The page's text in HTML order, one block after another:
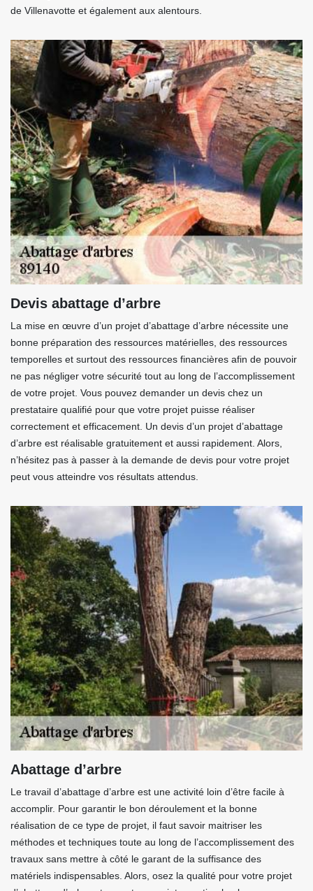
de Villenavotte et également aux alentours.
Devis abattage d’arbre
La mise en œuvre d’un projet d’abattage d’arbre nécessite une
bonne préparation des ressources matérielles, des ressources
temporelles et surtout des ressources financières afin de pouvoir
ne pas négliger votre sécurité tout au long de l’accomplissement
de votre projet. Vous pouvez demander un devis chez un
prestataire qualifié pour que votre projet puisse réaliser
correctement et efficacement. Un devis d’un projet d’abattage
d’arbre est réalisable gratuitement et aussi rapidement. Alors,
n’hésitez pas à passer à la demande de devis pour votre projet
peut vous atteindre vos résultats attendus.
Abattage d’arbre
Le travail d’abattage d’arbre est une activité loin d’être facile à
accomplir. Pour garantir le bon déroulement et la bonne
réalisation de ce type de projet, il faut savoir maitriser les
méthodes et techniques toute au long de l’accomplissement des
travaux sans mettre à côté le garant de la suffisance des
matériels indispensables. Alors, osez la qualité pour votre projet